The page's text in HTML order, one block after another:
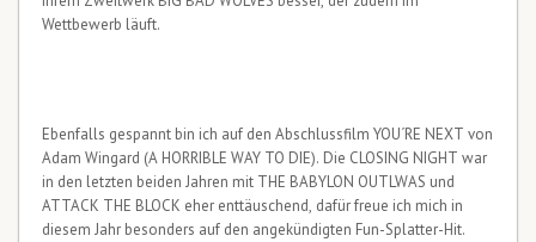
Wettbewerb läuft.
Ebenfalls gespannt bin ich auf den Abschlussfilm YOU´RE NEXT von
Adam Wingard (A HORRIBLE WAY TO DIE). Die CLOSING NIGHT war
in den letzten beiden Jahren mit THE BABYLON OUTLWAS und
ATTACK THE BLOCK eher enttäuschend, dafür freue ich mich in
diesem Jahr besonders auf den angekündigten Fun-Splatter-Hit.